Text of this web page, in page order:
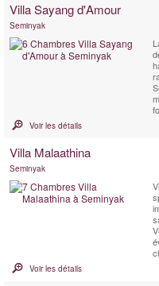
Villa Sayang d'Amour
Seminyak
Voir les détails
Villa Malaathina
Seminyak
Voir les détails